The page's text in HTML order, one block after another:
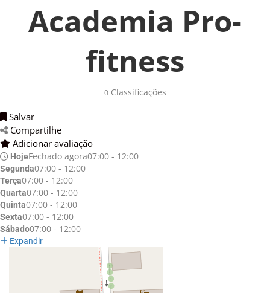
Academia Pro-
fitness
0Classificações
Salvar
Compartilhe
Adicionar avaliação
HojeFechado agora07:00 - 12:00
Segunda07:00 - 12:00
Terça07:00 - 12:00
Quarta07:00 - 12:00
Quinta07:00 - 12:00
Sexta07:00 - 12:00
Sábado07:00 - 12:00
Expandir